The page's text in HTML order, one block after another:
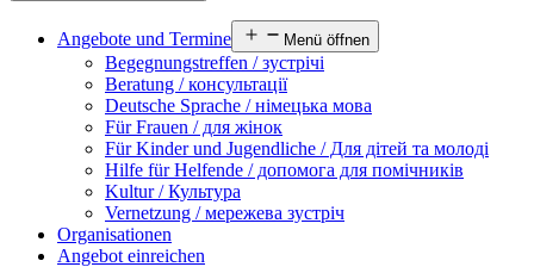
Angebote und Termine Menü öffnen
Begegnungstreffen / зустрічі
Beratung / консультації
Deutsche Sprache / німецька мова
Für Frauen / для жінок
Für Kinder und Jugendliche / Для дітей та молоді
Hilfe für Helfende / допомога для помічників
Kultur / Культура
Vernetzung / мережева зустріч
Organisationen
Angebot einreichen